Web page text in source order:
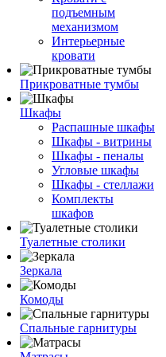
подъемным
механизмом
Интерьерные
кровати
Прикроватные тумбы
Шкафы
Распашные шкафы
Шкафы - витрины
Шкафы - пеналы
Угловые шкафы
Шкафы - стеллажи
Комплекты
шкафов
Туалетные столики
Зеркала
Комоды
Спальные гарнитуры